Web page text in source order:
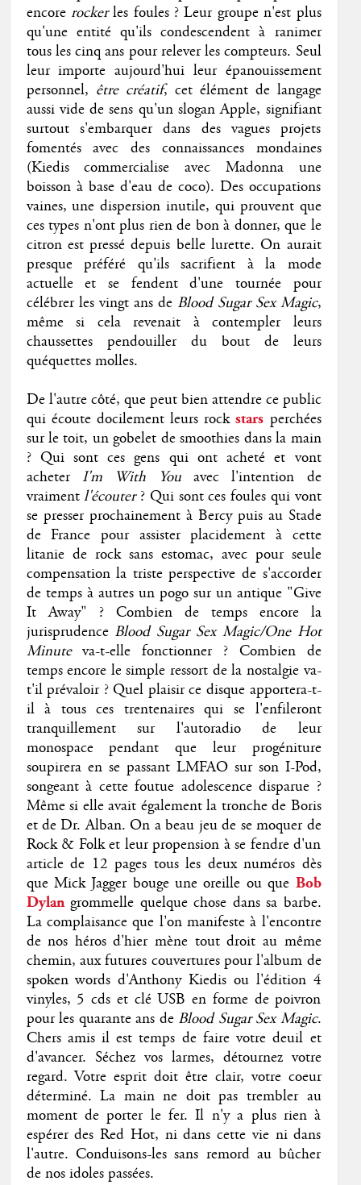
encore rockerles foules ? Leur groupe n'est plus
qu'une entité qu'ils condescendent à ranimer
tous les cinq ans pour relever les compteurs. Seul
leur importe aujourd'hui leur épanouissement
personnel, être créatif, cet élément de langage
aussi vide de sens qu'un slogan Apple, signifiant
surtout s'embarquer dans des vagues projets
fomentés avec des connaissances mondaines
(Kiedis commercialise avec Madonna une
boisson à base d'eau de coco). Des occupations
vaines, une dispersion inutile, qui prouvent que
ces types n'ont plus rien de bon à donner, que le
citron est pressé depuis belle lurette. On aurait
presque préféré qu'ils sacrifient à la mode
actuelle et se fendent d'une tournée pour
célébrer les vingt ans de Blood Sugar Sex Magic,
même si cela revenait à contempler leurs
chaussettes pendouiller du bout de leurs
quéquettes molles.
De l'autre côté, que peut bien attendre ce public
qui écoute docilement leurs rockstars perchées
sur le toit, un gobelet de smoothies dans la main
? Qui sont ces gens qui ont acheté et vont
acheter I'm With Youavec l'intention de
vraimentl'écouter? Qui sont ces foules qui vont
se presser prochainement à Bercy puis au Stade
de France pour assister placidement à cette
litanie de rock sans estomac, avec pour seule
compensation la triste perspective de s'accorder
de temps à autres un pogo sur un antique "Give
It Away" ? Combien de temps encore la
jurisprudence Blood Sugar Sex Magic/One Hot
Minuteva-t-elle fonctionner ? Combien de
temps encore le simple ressort de la nostalgie va-
t'il prévaloir ? Quel plaisir ce disque apportera-t-
il à tous ces trentenaires qui se l'enfileront
tranquillement sur l'autoradio de leur
monospace pendant que leur progéniture
soupirera en se passant LMFAO sur son I-Pod,
songeant à cette foutue adolescence disparue ?
Même si elle avait également la tronche de Boris
et de Dr. Alban. On a beau jeu de se moquer de
Rock & Folk et leur propension à se fendre d'un
article de 12 pages tous les deux numéros dès
que Mick Jagger bouge une oreille ou que Bob
Dylan grommelle quelque chose dans sa barbe.
La complaisance que l'on manifeste à l'encontre
de nos héros d'hier mène tout droit au même
chemin, aux futures couvertures pour l'album de
spoken words d'Anthony Kiedis ou l'édition 4
vinyles, 5 cds et clé USB en forme de poivron
pour les quarante ans de Blood Sugar Sex Magic.
Chers amis il est temps de faire votre deuil et
d'avancer. Séchez vos larmes, détournez votre
regard. Votre esprit doit être clair, votre coeur
déterminé. La main ne doit pas trembler au
moment de porter le fer. Il n'y a plus rien à
espérer des Red Hot, ni dans cette vie ni dans
l'autre. Conduisons-les sans remord au bûcher
de nos idoles passées.